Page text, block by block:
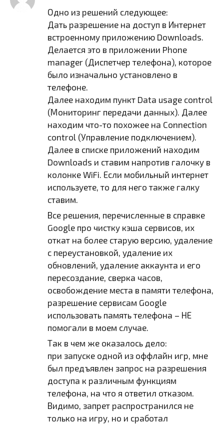
Одно из решений следующее:
Дать разрешение на доступ в Интернет
встроенному приложению Downloads.
Делается это в приложении Phone
manager (Диспетчер телефона), которое
было изначально установлено в
телефоне.
Далее находим пункт Data usage control
(Мониторинг передачи данных). Далее
находим что-то похожее на Connection
control (Управление подключением).
Далее в списке приложений находим
Downloads и ставим напротив галочку в
колонке WiFi. Если мобильный интернет
используете, то для него также галку
ставим.
Все решения, перечисленные в справке
Google про чистку кэша сервисов, их
откат на более старую версию, удаление
с переустановкой, удаление их
обновлений, удаление аккаунта и его
пересоздание, сверка часов,
освобождение места в памяти телефона,
разрешение сервисам Google
использовать память телефона – НЕ
помогали в моем случае.
Так в чем же оказалось дело:
при запуске одной из оффлайн игр, мне
был предъявлен запрос на разрешения
доступа к различным функциям
телефона, на что я ответил отказом.
Видимо, запрет распространился не
только на игру, но и сработал